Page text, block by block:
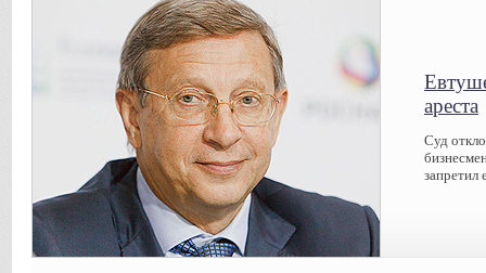
ареста
Суд
запретил